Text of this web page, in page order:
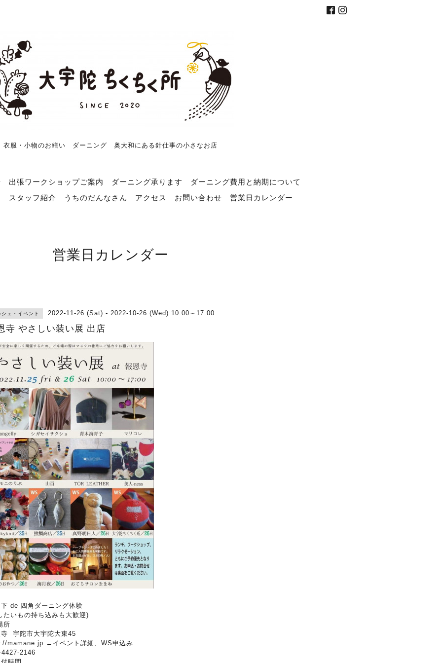
衣服・小物のお繕い ダーニング 奥大和にある針仕事の小さなお店
出張ワークショップご案内 ダーニング承ります
ダーニング費用と納期について
スタッフ紹介 うちのだんなさん アクセス お問い合わせ 営業日カレンダー
営業日カレンダー
シェ・イベント 2022-11-26 (Sat) - 2022-10-26 (Wed) 10:00～17:00
寺 やさしい装い展 出店
de 四角ダーニング体験
たいもの持ち込みも大歓迎)
所
寺 宇陀市大宇陀大東45
mamane.jp ←イベント詳細、WS申込み
2146